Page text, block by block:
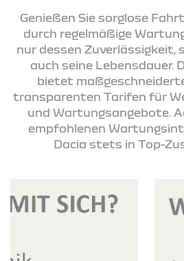
Genießen Sie sorglose
durch regelmäßige
nur dessen Zuverlässigkeit,
auch seine Lebensdauer.
bietet
transparenten Tarifen für
und Wartungsangebote.
empfohlenen
Dacia stets in Top-